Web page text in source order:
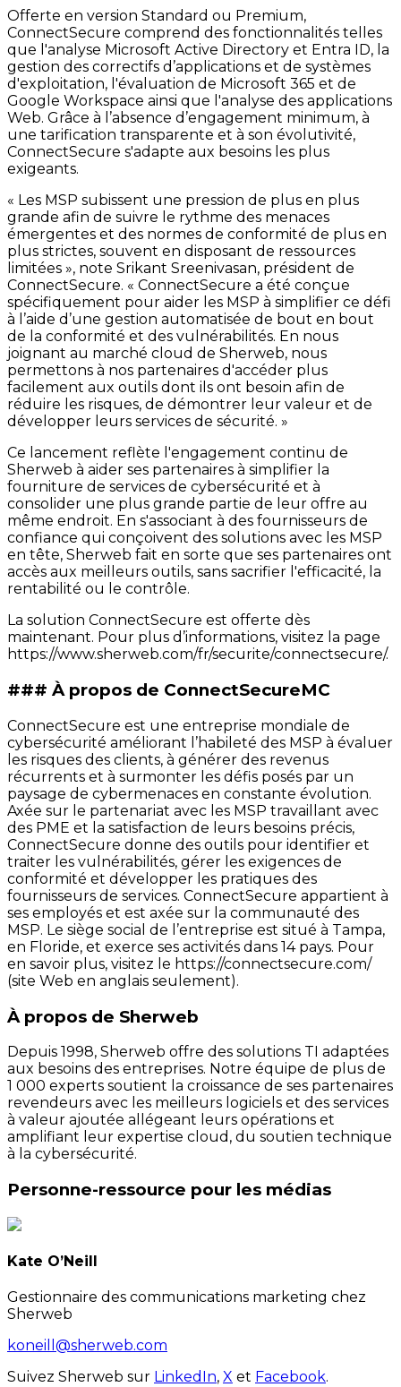
Offerte en version Standard ou Premium,
ConnectSecure comprend des fonctionnalités telles
que l'analyse Microsoft Active Directory et Entra ID, la
gestion des correctifs d’applications et de systèmes
d'exploitation, l'évaluation de Microsoft 365 et de
Google Workspace ainsi que l'analyse des applications
Web. Grâce à l’absence d’engagement minimum, à
une tarification transparente et à son évolutivité,
ConnectSecure s'adapte aux besoins les plus
exigeants.
« Les MSP subissent une pression de plus en plus
grande afin de suivre le rythme des menaces
émergentes et des normes de conformité de plus en
plus strictes, souvent en disposant de ressources
limitées », note Srikant Sreenivasan, président de
ConnectSecure. « ConnectSecure a été conçue
spécifiquement pour aider les MSP à simplifier ce défi
à l’aide d’une gestion automatisée de bout en bout
de la conformité et des vulnérabilités. En nous
joignant au marché cloud de Sherweb, nous
permettons à nos partenaires d'accéder plus
facilement aux outils dont ils ont besoin afin de
réduire les risques, de démontrer leur valeur et de
développer leurs services de sécurité. »
Ce lancement reflète l'engagement continu de
Sherweb à aider ses partenaires à simplifier la
fourniture de services de cybersécurité et à
consolider une plus grande partie de leur offre au
même endroit. En s'associant à des fournisseurs de
confiance qui conçoivent des solutions avec les MSP
en tête, Sherweb fait en sorte que ses partenaires ont
accès aux meilleurs outils, sans sacrifier l'efficacité, la
rentabilité ou le contrôle.
La solution ConnectSecure est offerte dès
maintenant. Pour plus d’informations, visitez la page
https://www.sherweb.com/fr/securite/connectsecure/.
### À propos de ConnectSecureMC
ConnectSecure est une entreprise mondiale de
cybersécurité améliorant l’habileté des MSP à évaluer
les risques des clients, à générer des revenus
récurrents et à surmonter les défis posés par un
paysage de cybermenaces en constante évolution.
Axée sur le partenariat avec les MSP travaillant avec
des PME et la satisfaction de leurs besoins précis,
ConnectSecure donne des outils pour identifier et
traiter les vulnérabilités, gérer les exigences de
conformité et développer les pratiques des
fournisseurs de services. ConnectSecure appartient à
ses employés et est axée sur la communauté des
MSP. Le siège social de l’entreprise est situé à Tampa,
en Floride, et exerce ses activités dans 14 pays. Pour
en savoir plus, visitez le https://connectsecure.com/
(site Web en anglais seulement).
À propos de Sherweb
Depuis 1998, Sherweb offre des solutions TI adaptées
aux besoins des entreprises. Notre équipe de plus de
1 000 experts soutient la croissance de ses partenaires
revendeurs avec les meilleurs logiciels et des services
à valeur ajoutée allégeant leurs opérations et
amplifiant leur expertise cloud, du soutien technique
à la cybersécurité.
Personne-ressource pour les médias
Kate O’Neill
Gestionnaire des communications marketing chez
Sherweb
koneill@sherweb.com
Suivez Sherweb sur LinkedIn, X et Facebook.